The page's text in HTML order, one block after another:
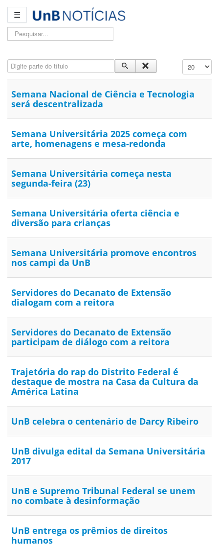
☰
Pesquisar...
Digite parte do título Exibir #
Semana Nacional de Ciência e Tecnologia
será descentralizada
Semana Universitária 2025 começa com
arte, homenagens e mesa-redonda
Semana Universitária começa nesta
segunda-feira (23)
Semana Universitária oferta ciência e
diversão para crianças
Semana Universitária promove encontros
nos campi da UnB
Servidores do Decanato de Extensão
dialogam com a reitora
Servidores do Decanato de Extensão
participam de diálogo com a reitora
Trajetória do rap do Distrito Federal é
destaque de mostra na Casa da Cultura da
América Latina
UnB celebra o centenário de Darcy Ribeiro
UnB divulga edital da Semana Universitária
2017
UnB e Supremo Tribunal Federal se unem
no combate à desinformação
UnB entrega os prêmios de direitos
humanos